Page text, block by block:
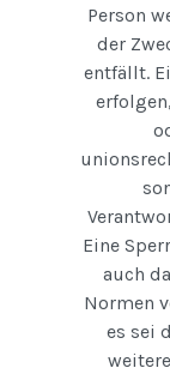
Person
der
entfällt.
Eine
auch
Normen
es sei